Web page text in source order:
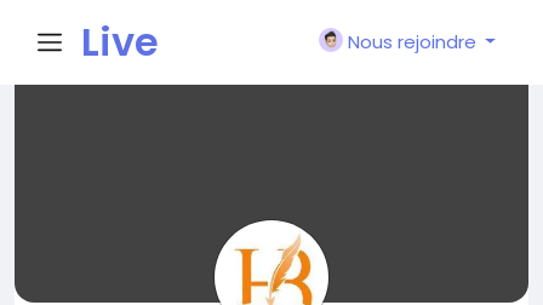
Live
Nous rejoindre